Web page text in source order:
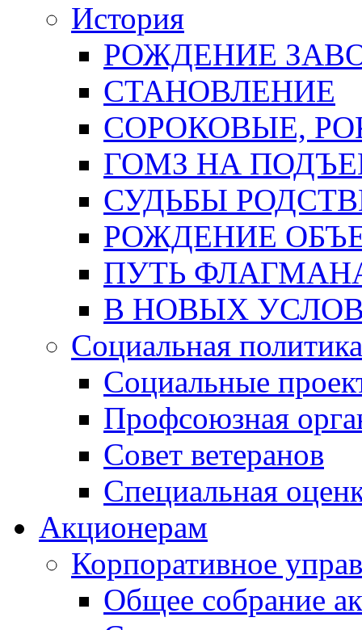
История
РОЖДЕНИЕ
СТАНОВЛЕНИЕ
СОРОКОВЫЕ,
ГОМЗ НА
СУДЬБЫ
РОЖДЕНИЕ
ПУТЬ
В НОВЫХ
Социальная политика
Социальные
Профсоюзная
Совет ветеранов
Специальная
Акционерам
Корпоративное
Общее собрание